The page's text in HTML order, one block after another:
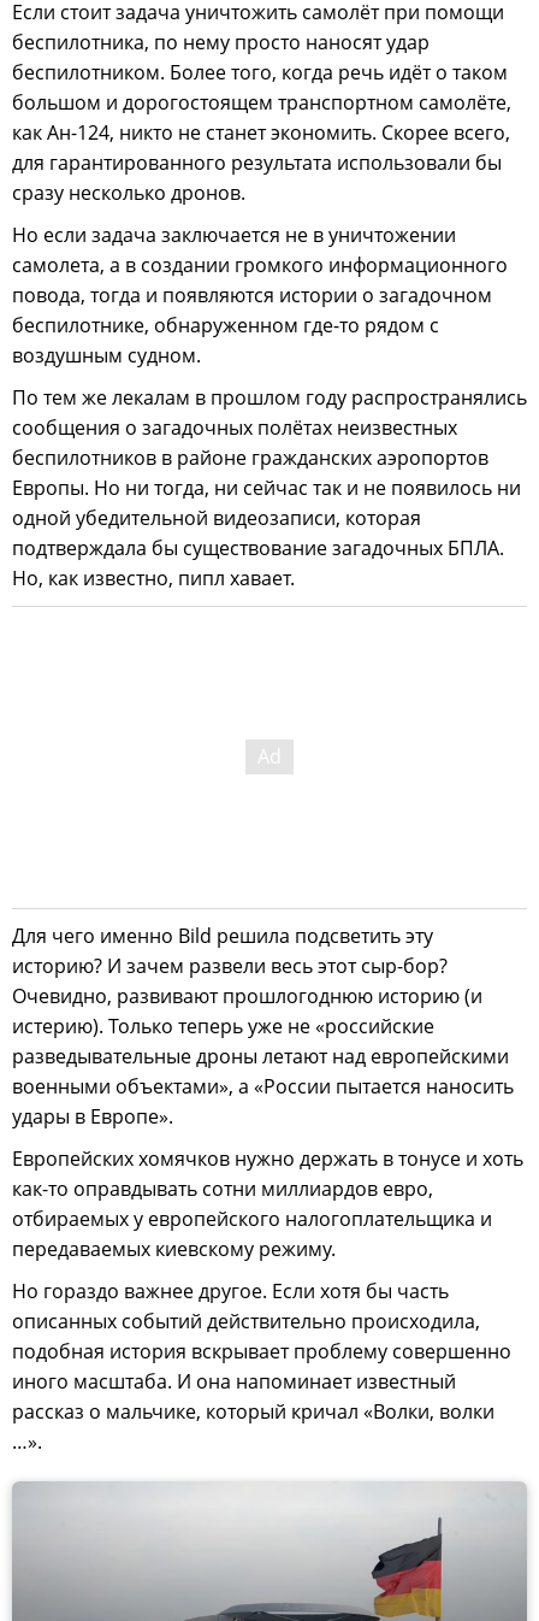
Если стоит задача уничтожить самолёт при помощи
беспилотника, по нему просто наносят удар
беспилотником. Более того, когда речь идёт о таком
большом и дорогостоящем транспортном самолёте,
как Ан-124, никто не станет экономить. Скорее всего,
для гарантированного результата использовали бы
сразу несколько дронов.
Но если задача заключается не в уничтожении
самолета, а в создании громкого информационного
повода, тогда и появляются истории о загадочном
беспилотнике, обнаруженном где-то рядом с
воздушным судном.
По тем же лекалам в прошлом году распространялись
сообщения о загадочных полётах неизвестных
беспилотников в районе гражданских аэропортов
Европы. Но ни тогда, ни сейчас так и не появилось ни
одной убедительной видеозаписи, которая
подтверждала бы существование загадочных БПЛА.
Но, как известно, пипл хавает.
Для чего именно Bild решила подсветить эту
историю? И зачем развели весь этот сыр-бор?
Очевидно, развивают прошлогоднюю историю (и
истерию). Только теперь уже не «российские
разведывательные дроны летают над европейскими
военными объектами», а «России пытается наносить
удары в Европе».
Европейских хомячков нужно держать в тонусе и хоть
как-то оправдывать сотни миллиардов евро,
отбираемых у европейского налогоплательщика и
передаваемых киевскому режиму.
Но гораздо важнее другое. Если хотя бы часть
описанных событий действительно происходила,
подобная история вскрывает проблему совершенно
иного масштаба. И она напоминает известный
рассказ о мальчике, который кричал «Волки, волки
…».